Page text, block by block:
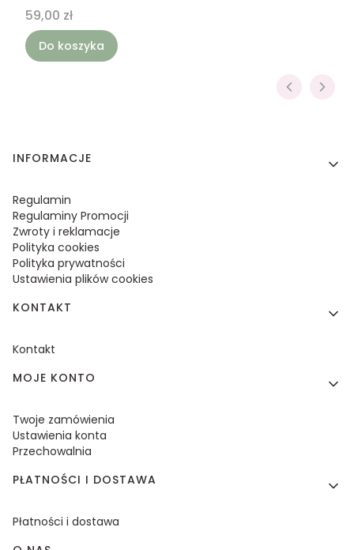
Cena
59,00 zł
Do koszyka
Linki w stopce
INFORMACJE
Regulamin
Regulaminy Promocji
Zwroty i reklamacje
Polityka cookies
Polityka prywatności
Ustawienia plików cookies
KONTAKT
Kontakt
MOJE KONTO
Twoje zamówienia
Ustawienia konta
Przechowalnia
PŁATNOŚCI I DOSTAWA
Płatności i dostawa